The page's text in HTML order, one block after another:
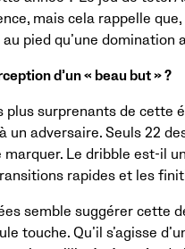
mais cela rappelle
pied qu’une domination
d’un « beau but » ?
plus surprenants de
un adversaire. Seuls 22
Le dribble est-il
rapides et les
semble suggérer cette
touche. Qu’il s’agisse